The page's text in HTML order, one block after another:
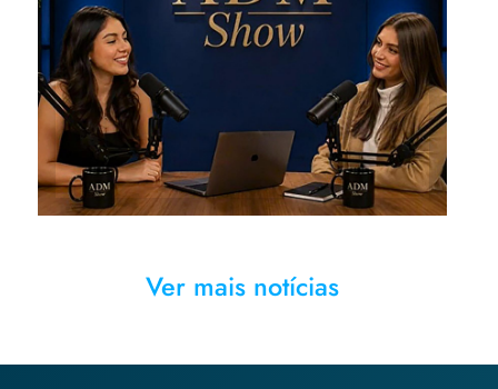
Podcasts proporcionaram troca
de experiências sobre
diferentes abordagens
Ver mais notícias